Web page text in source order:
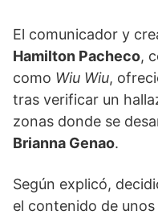
El comunicador y
Hamilton Pacheco,
como Wiu Wiu,
tras verificar un
zonas donde se
Brianna Genao.
Según explicó,
el contenido de